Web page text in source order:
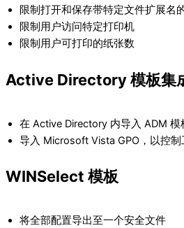
限制打开和保存带特定文件扩展名
限制用户访问特定打印机
限制用户可打印的纸张数
Active Directory 模板集
在 Active Directory 内导入 ADM
导入 Microsoft Vista GPO，以控
WINSelect 模板
将全部配置导出至一个安全文件